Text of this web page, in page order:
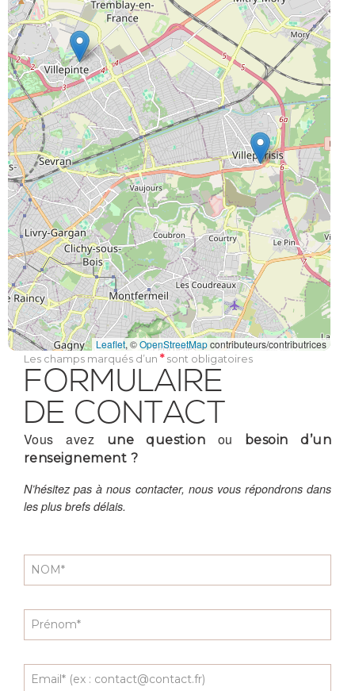
Leaflet, ©OpenStreetMapcontributeurs/contributrices
Les champs marqués d’un *sont obligatoires
FORMULAIRE
DE CONTACT
Vous avez une question ou
besoin d’un
renseignement ?
N’hésitez pas à nous contacter, nous vous répondrons dans
les plus brefs délais.